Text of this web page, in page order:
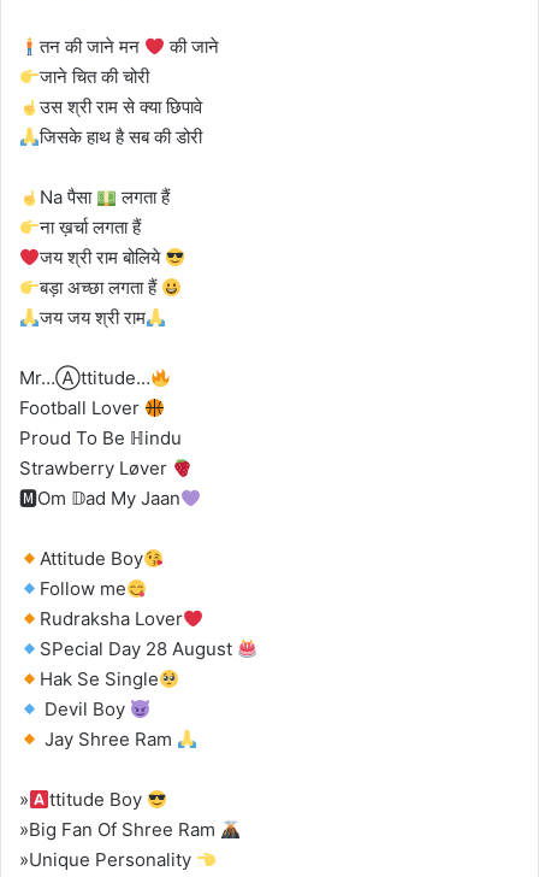
तन की जाने मन
की जाने
जाने चित की चोरी
उस श्री राम से क्या छिपावे
जिसके हाथ है सब की डोरी
Na पैसा
लगता हैं
ना ख़र्चा लगता हैं
जय श्री राम बोलिये
बड़ा अच्छा लगता हैं
जय जय श्री राम
Mr…Ⓐttitude…
Football Lover
Proud To Be ℍindu
Strawberry Løver
🅼Om 𝔻ad My Jaan
Attitude Boy
Follow me
Rudraksha Lover
SPecial Day 28 August
Hak Se Single
Devil Boy
Jay Shree Ram
»
ttitude Boy
»Big Fan Of Shree Ram
»Unique Personality